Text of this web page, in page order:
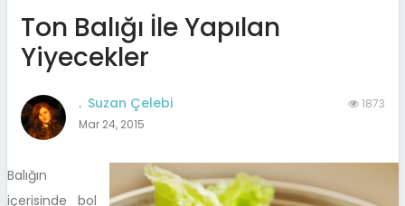
Ton Balığı İle Yapılan
Yiyecekler
. Suzan Çelebi
Mar 24, 2015
1873
Balığın
içerisinde bol